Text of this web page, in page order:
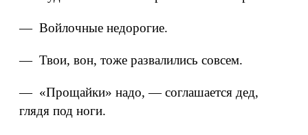
— Войлочные недорогие.
— Твои, вон, тоже развалились совсем.
— «Прощайки» надо, — соглашается дед,
глядя под ноги.